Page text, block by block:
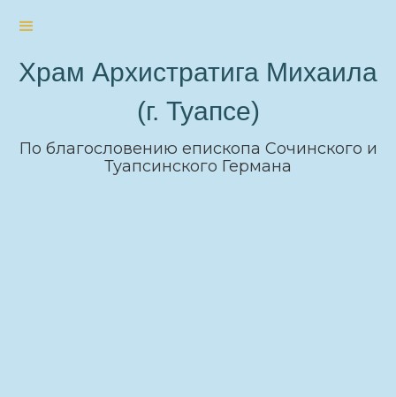
Храм Архистратига Михаила
(г. Туапсе)
По благословению епископа Сочинского и
Туапсинского Германа